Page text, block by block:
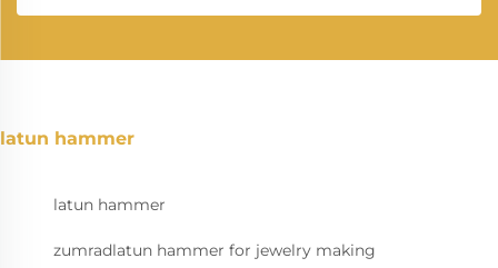
latun hammer
latun hammer
zumradlatun hammer for jewelry making